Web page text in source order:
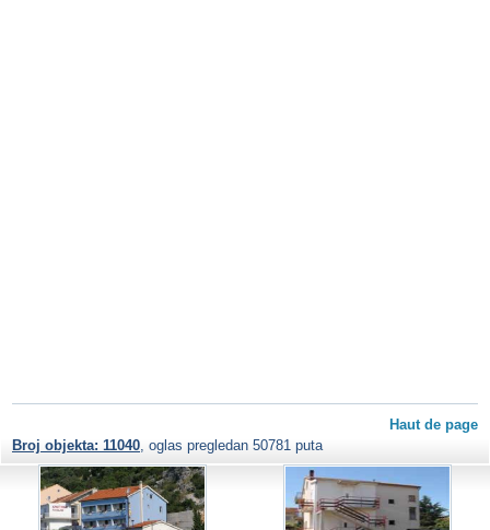
Haut de page
Broj objekta: 11040 , oglas pregledan 50781 puta